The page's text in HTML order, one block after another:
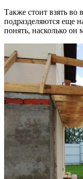
Также стоит взять во
подразделяются еще
понять, насколько